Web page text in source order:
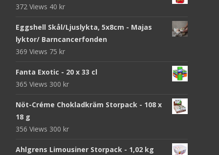
372 Views 40 kr
Eggshell Skål/Ljuslykta, 5x8cm - Majas
lyktor/ Barncancerfonden
369 Views 75 kr
Fanta Exotic - 20 x 33 cl
365 Views 300 kr
Nöt-Créme Chokladkräm Storpack - 108 x
18 g
356 Views 300 kr
Ahlgrens Limousiner Storpack - 1,02 kg